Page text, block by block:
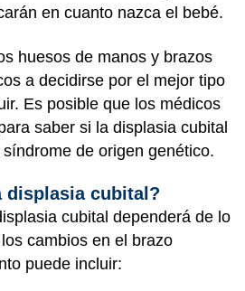
en cuanto nazca el bebé.
huesos de manos y brazos
a decidirse por el mejor tipo
Es posible que los médicos
saber si la displasia cubital
de origen genético.
displasia cubital?
cubital dependerá de lo
cambios en el brazo
puede incluir: